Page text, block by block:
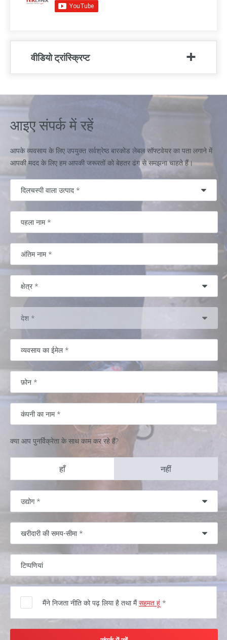
वीडियो ट्रांस्क्रिप्ट
आइए संपर्क में रहें
आपके व्यवसाय के लिए उपयुक्त सर्वश्रेष्ठ बारकोड लेबल सॉफ्टवेयर का पता लगाने में
आपकी मदद के लिए हम आपकी जरूरतों को बेहतर ढंग से समझना चाहते हैं।
क्या आप पुनर्विक्रेता के साथ काम कर रहे हैं?
हाँ नहीं
मैंने निजता नीति को पढ़ लिया है तथा मैंसहमत हूं *